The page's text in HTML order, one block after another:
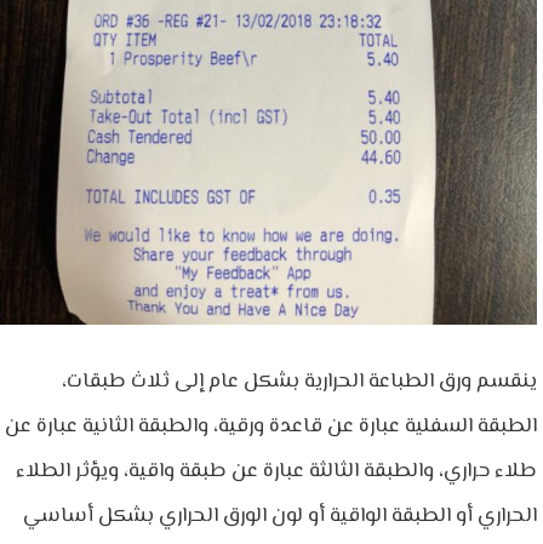
ينقسم ورق الطباعة الحرارية بشكل عام إلى ثلاث طبقات،
الطبقة السفلية عبارة عن قاعدة ورقية، والطبقة الثانية عبارة عن
طلاء حراري، والطبقة الثالثة عبارة عن طبقة واقية، ويؤثر الطلاء
الحراري أو الطبقة الواقية أو لون الورق الحراري بشكل أساسي